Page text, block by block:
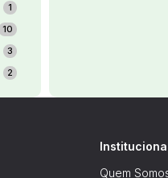
1
10
3
2
Quem